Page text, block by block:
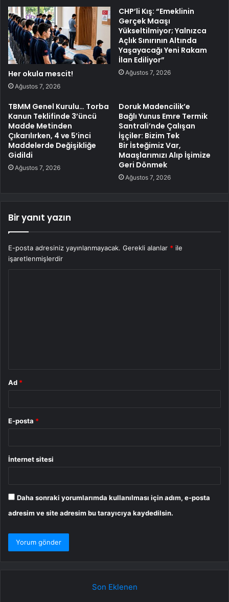
Her okula mescit!
Ağustos 7, 2026
CHP’li Kış: “Emeklinin
Gerçek Maaşı
Yükseltilmiyor; Yalnızca
Açlık Sınırının Altında
Yaşayacağı Yeni Rakam
İlan Ediliyor”
Ağustos 7, 2026
TBMM Genel Kurulu… Torba
Kanun Teklifinde 3’üncü
Madde Metinden
Çıkarılırken, 4 ve 5’inci
Maddelerde Değişikliğe
Gidildi
Ağustos 7, 2026
Doruk Madencilik’e
Bağlı Yunus Emre Termik
Santrali’nde Çalışan
İşçiler: Bizim Tek
Bir İsteğimiz Var,
Maaşlarımızı Alıp İşimize
Geri Dönmek
Ağustos 7, 2026
Bir yanıt yazın
E-posta adresiniz yayınlanmayacak. Gerekli alanlar * ile
işaretlenmişlerdir
Ad *
E-posta *
İnternet sitesi
Daha sonraki yorumlarımda kullanılması için adım, e-posta
adresim ve site adresim bu tarayıcıya kaydedilsin.
Son Eklenen